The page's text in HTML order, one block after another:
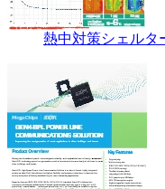
熱中対策シェルタ